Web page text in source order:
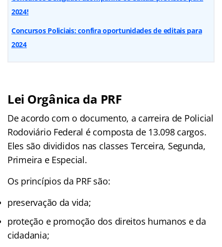
2024!
Concursos Policiais: confira oportunidades de editais para
2024
Lei Orgânica da PRF
De acordo com o documento, a carreira de Policial
Rodoviário Federal é composta de 13.098 cargos.
Eles são divididos nas classes Terceira, Segunda,
Primeira e Especial.
Os princípios da PRF são:
preservação da vida;
proteção e promoção dos direitos humanos e da
cidadania;